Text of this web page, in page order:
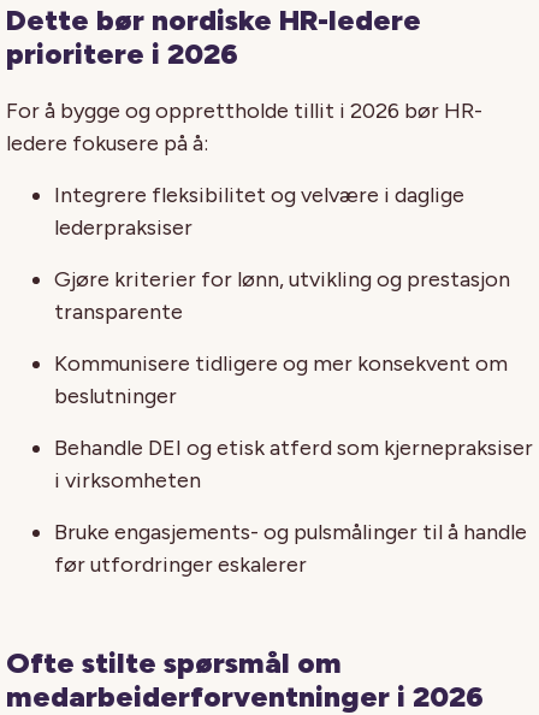
Dette bør nordiske HR-ledere
prioritere i 2026
For å bygge og opprettholde tillit i 2026 bør HR-
ledere fokusere på å:
Integrere fleksibilitet og velvære i daglige
lederpraksiser
Gjøre kriterier for lønn, utvikling og prestasjon
transparente
Kommunisere tidligere og mer konsekvent om
beslutninger
Behandle DEI og etisk atferd som kjernepraksiser
i virksomheten
Bruke engasjements- og pulsmålinger til å handle
før utfordringer eskalerer
Ofte stilte spørsmål om
medarbeiderforventninger i 2026